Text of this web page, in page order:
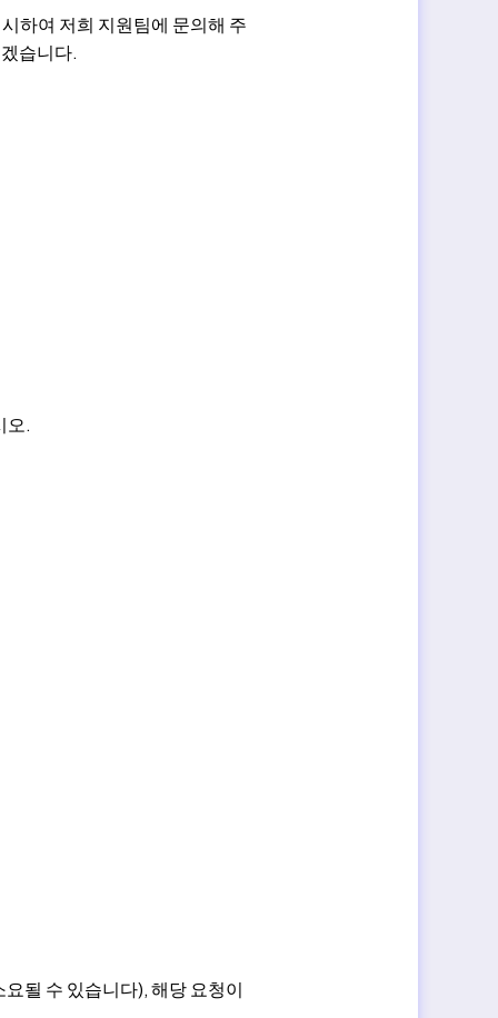
하여 저희 지원팀에 문의해 주
습니다.
오.
될 수 있습니다), 해당 요청이